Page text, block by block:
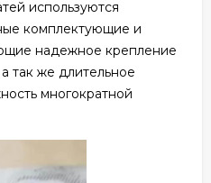
используются
комплектующие и
надежное крепление
так же длительное
многократной